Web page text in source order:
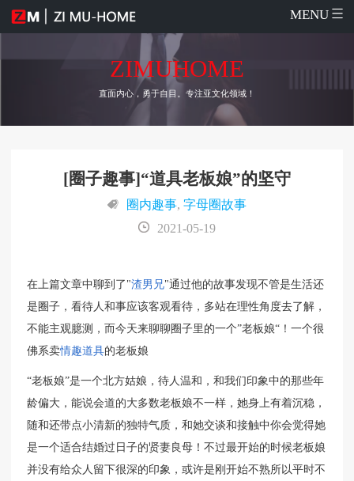
MENU
ZIMUHOME
直面内心，勇于自目。专注亚文化领域！
[圈子趣事]“道具老板娘”的坚守
圈内趣事, 字母圈故事
2021-05-19
在上篇文章中聊到了"渣男兄"通过他的故事发现不管是生活还
是圈子，看待人和事应该客观看待，多站在理性角度去了解，
不能主观臆测，而今天来聊聊圈子里的一个”老板娘“！一个很
佛系卖情趣道具的老板娘
“老板娘”是一个北方姑娘，待人温和，和我们印象中的那些年
龄偏大，能说会道的大多数老板娘不一样，她身上有着沉稳，
随和还带点小清新的独特气质，和她交谈和接触中你会觉得她
是一个适合结婚过日子的贤妻良母！不过最开始的时候老板娘
并没有给众人留下很深的印象，或许是刚开始不熟所以平时不